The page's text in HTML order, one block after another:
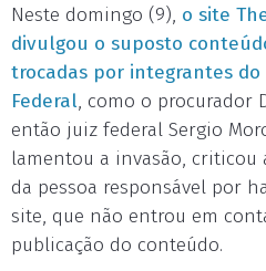
Neste domingo (9), o site
divulgou o suposto
trocadas por integrantes
Federal, como o procurador
então juiz federal Sergio
lamentou a invasão, criticou
da pessoa responsável por
site, que não entrou em
publicação do conteúdo.